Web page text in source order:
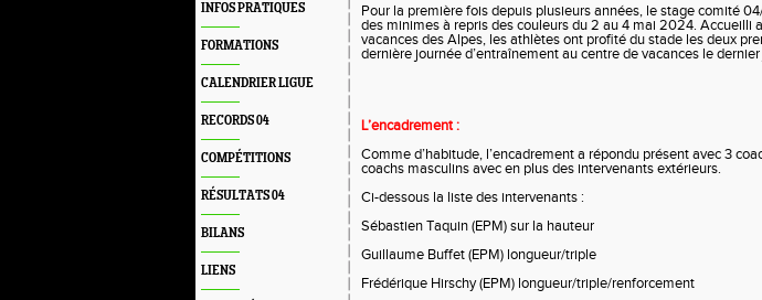
INFOS PRATIQUES
FORMATIONS
CALENDRIER LIGUE
RECORDS 04
COMPÉTITIONS
RÉSULTATS 04
BILANS
LIENS
Pour la première fois depuis plusieurs années, le stage comité
des minimes à repris des couleurs du 2 au 4 mai 2024. Accueilli
vacances des Alpes, les athlètes ont profité du stade les deux
dernière journée d’entraînement au centre de vacances le dernier
L’encadrement :
Comme d’habitude, l’encadrement a répondu présent avec 3
coachs masculins avec en plus des intervenants extérieurs.
Ci-dessous la liste des intervenants :
Sébastien Taquin (EPM) sur la hauteur
Guillaume Buffet (EPM) longueur/triple
Frédérique Hirschy (EPM) longueur/triple/renforcement